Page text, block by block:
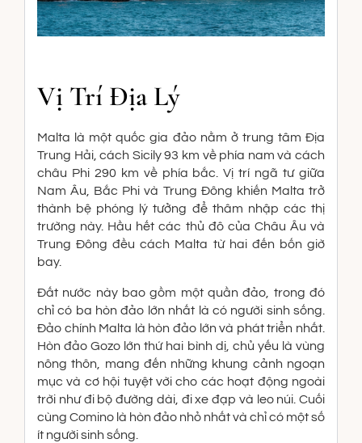
Vị Trí Địa Lý
Malta là một quốc gia đảo nằm ở trung tâm Địa
Trung Hải, cách Sicily 93 km về phía nam và cách
châu Phi 290 km về phía bắc. Vị trí ngã tư giữa
Nam Âu, Bắc Phi và Trung Đông khiến Malta trở
thành bệ phóng lý tưởng để thâm nhập các thị
trường này. Hầu hết các thủ đô của Châu Âu và
Trung Đông đều cách Malta từ hai đến bốn giờ
bay.
Đất nước này bao gồm một quần đảo, trong đó
chỉ có ba hòn đảo lớn nhất là có người sinh sống.
Đảo chính Malta là hòn đảo lớn và phát triển nhất.
Hòn đảo Gozo lớn thứ hai bình dị, chủ yếu là vùng
nông thôn, mang đến những khung cảnh ngoạn
mục và cơ hội tuyệt vời cho các hoạt động ngoài
trời như đi bộ đường dài, đi xe đạp và leo núi. Cuối
cùng Comino là hòn đảo nhỏ nhất và chỉ có một số
ít người sinh sống.